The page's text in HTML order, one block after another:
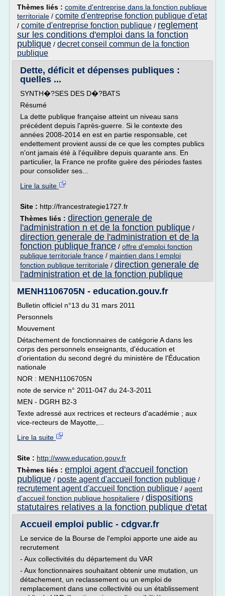
Thèmes liés : comite d'entreprise dans la fonction publique
territoriale / comite d'entreprise fonction publique d'etat
/ comite d'entreprise fonction publique / reglement
sur les conditions d'emploi dans la fonction
publique / decret conseil commun de la fonction
publique
Dette, déficit et dépenses publiques :
quelles ...
SYNTH�?SES DES D�?BATS
Résumé
La dette publique française atteint un niveau sans
précédent depuis l'après-guerre. Si le contexte des
années 2008-2014 en est en partie responsable, cet
endettement provient aussi de ce que les comptes publics
n'ont jamais été à l'équilibre depuis quarante ans. En
particulier, la France ne profite guère des périodes fastes
pour consolider ses...
Lire la suite
Site : http://francestrategie1727.fr
Thèmes liés : direction generale de
l'administration n et de la fonction publique /
direction generale de l'administration et de la
fonction publique france / offre d'emploi fonction
publique territoriale france / maintien dans l emploi
fonction publique territoriale / direction generale de
l'administration et de la fonction publique
MENH1106705N - education.gouv.fr
Bulletin officiel n°13 du 31 mars 2011
Personnels
Mouvement
Détachement de fonctionnaires de catégorie A dans les
corps des personnels enseignants, d'éducation et
d'orientation du second degré du ministère de l'Éducation
nationale
NOR : MENH1106705N
note de service n° 2011-047 du 24-3-2011
MEN - DGRH B2-3
Texte adressé aux rectrices et recteurs d'académie ; aux
vice-recteurs de Mayotte,...
Lire la suite
Site : http://www.education.gouv.fr
Thèmes liés : emploi agent d'accueil fonction
publique / poste agent d'accueil fonction publique /
recrutement agent d'accueil fonction publique / agent
d'accueil fonction publique hospitaliere / dispositions
statutaires relatives a la fonction publique d'etat
Accueil emploi public - cdgvar.fr
Le service de la Bourse de l'emploi apporte une aide au
recrutement
- Aux collectivités du département du VAR
- Aux fonctionnaires souhaitant obtenir une mutation, un
détachement, un reclassement ou un emploi de
remplacement dans une collectivité ou un établissement